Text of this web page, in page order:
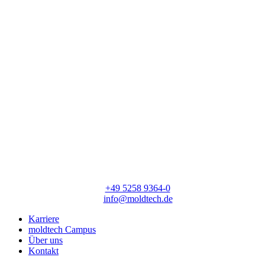
+49 5258 9364-0
info@moldtech.de
Karriere
moldtech Campus
Über uns
Kontakt